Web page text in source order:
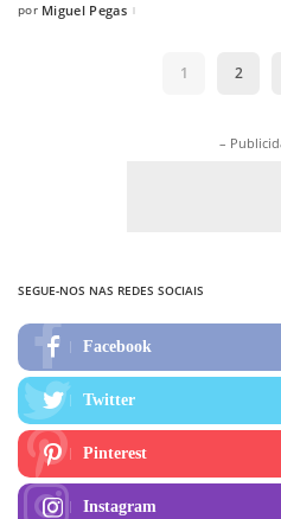
Posted
por Miguel Pegas
1 2
–
SEGUE-NOS NAS REDES SOCIAIS
Facebook
Twitter
Pinterest
Instagram